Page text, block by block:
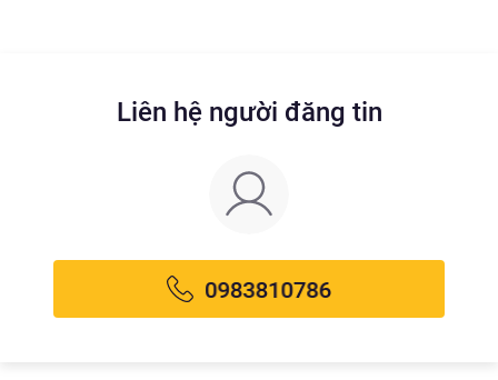
Liên hệ người đăng tin